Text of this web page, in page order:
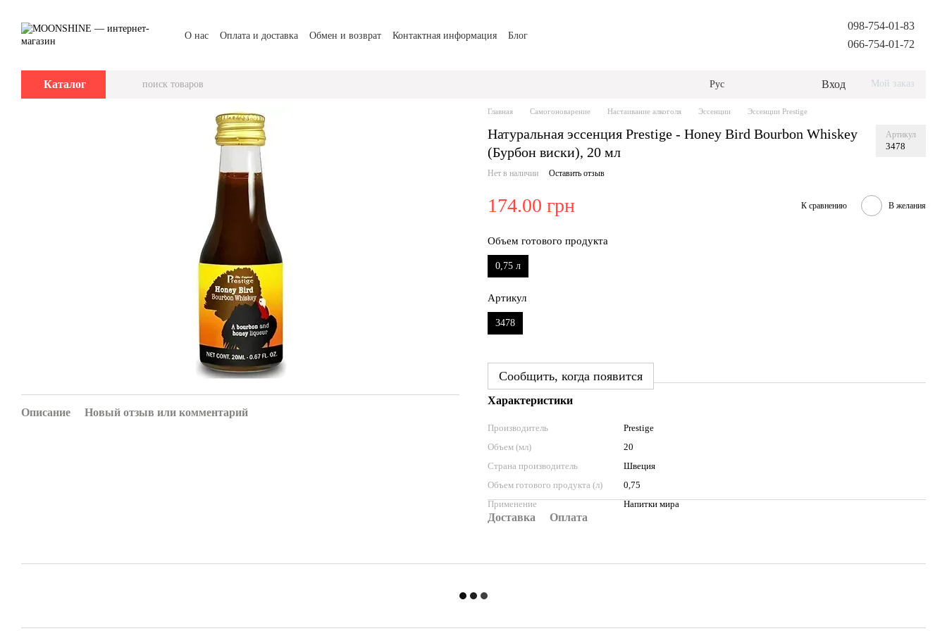
О нас Оплата и доставка Обмен и возврат Контактная информация Блог
098-754-01-83
066-754-01-72
Каталог Рус Вход Мой заказ
Описание Новый отзыв или комментарий
Главная Самогоноварение Настаивание алкоголя Эссенции Эссенции Prestige
Натуральная эссенция Prestige - Honey Bird Bourbon Whiskey
(Бурбон виски), 20 мл
Артикул
3478
Нет в наличии Оставить отзыв
174.00 грн К сравнению В желания
Объем готового продукта
0,75 л
Артикул
3478
Сообщить, когда появится
Характеристики
Производитель
Prestige
Объем (мл)
20
Страна производитель
Швеция
Объем готового продукта (л)
0,75
Применение
Напитки мира
Доставка Оплата